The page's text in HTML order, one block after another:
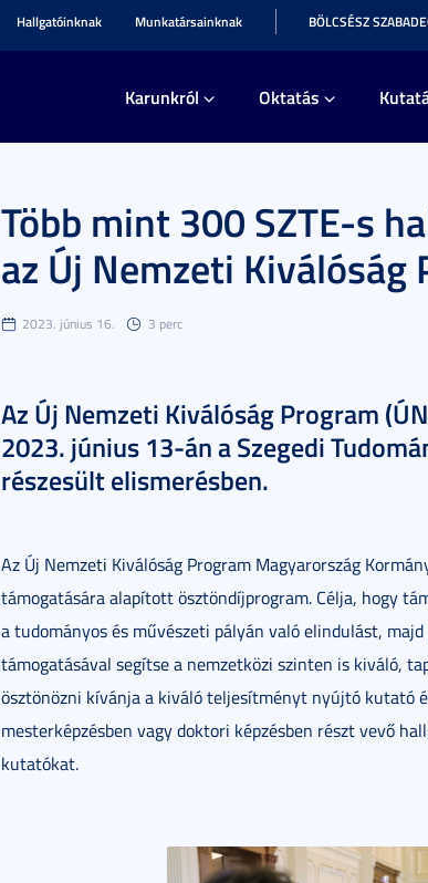
Hallgatóinknak Munkatársainknak BÖLCSÉSZ
Karunkról Oktatás
Több mint 300 SZTE-s
az Új Nemzeti Kiválóság
2023. június 16. 3 perc
Az Új Nemzeti Kiválóság Program
2023. június 13-án a Szegedi
részesült elismerésben.
Az Új Nemzeti Kiválóság Program Magyarország
támogatására alapított ösztöndíjprogram. Célja, hogy
a tudományos és művészeti pályán való elindulást,
támogatásával segítse a nemzetközi szinten is kiváló,
ösztönözni kívánja a kiváló teljesítményt nyújtó kutató
mesterképzésben vagy doktori képzésben részt vevő
kutatókat.